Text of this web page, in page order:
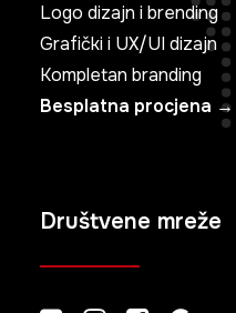
Logo dizajn i brending
Grafički i UX/UI dizajn
Kompletan branding
Besplatna procjena →
Društvene mreže